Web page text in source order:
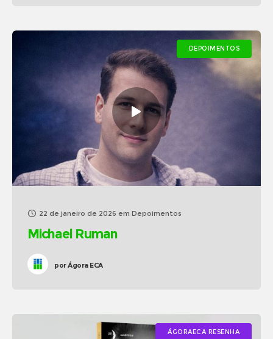
DEPOIMENTOS
22 de janeiro de 2026 em Depoimentos
Michael Ruman
porÁgora ECA
ÁGORAECA RESENHA